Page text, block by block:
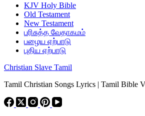
KJV Holy Bible
Old Testament
New Testament
பரிசுத்த வேதாகமம்
பழைய ஏற்பாடு
புதிய ஏற்பாடு
Christian Slave Tamil
Tamil Christian Songs Lyrics | Tamil Bible